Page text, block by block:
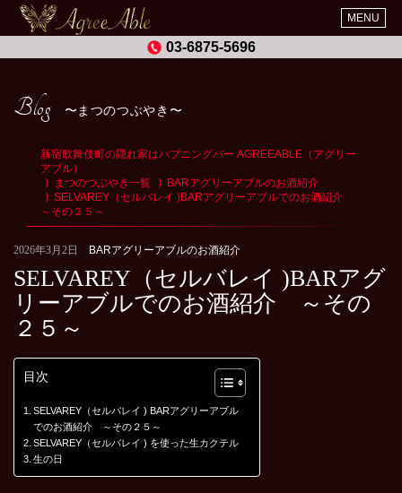
MENU
03-6875-5696
Blog まつのつぶやき
新宿歌舞伎町の隠れ家はハプニングバー AGREEABLE（アグリー
アブル）
まつのつぶやき一覧
BARアグリーアブルのお酒紹介
SELVAREY（セルバレイ )BARアグリーアブルでのお酒紹介
～その２５～
2026年3月2日 BARアグリーアブルのお酒紹介
SELVAREY（セルバレイ )BARアグ
リーアブルでのお酒紹介 ～その
２５～
目次
SELVAREY（セルバレイ ) BARアグリーアブル
でのお酒紹介 ～その２５～
SELVAREY（セルバレイ ) を使った生カクテル
生の日